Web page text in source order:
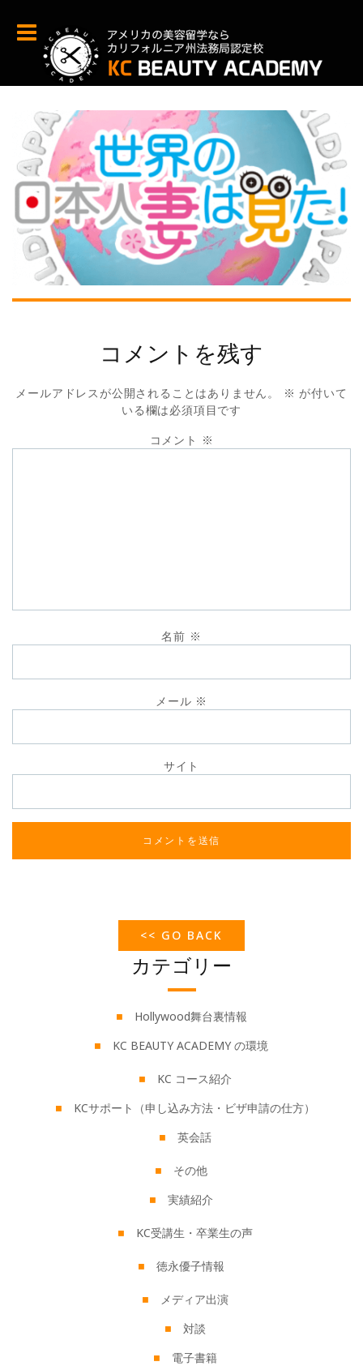
カテゴリー
Hollywood舞台裏情報
KC BEAUTY ACADEMY の環境
KC コース紹介
KCサポート（申し込み方法・ビザ申請の仕方）
英会話
その他
実績紹介
KC受講生・卒業生の声
徳永優子情報
メディア出演
対談
電子書籍
コメントを残す
メールアドレスが公開されることはありません。 ※ が付いて
いる欄は必須項目です
コメント ※
名前 ※
メール ※
サイト
<< GO BACK